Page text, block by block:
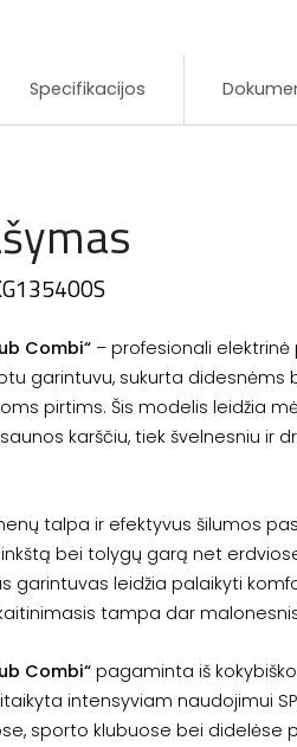
Specifikacijos
Combi“ – profesionali elektrinė
garintuvu, sukurta didesnėms
pirtims. Šis modelis leidžia
karščiu, tiek švelnesniu ir
talpa ir efektyvus šilumos
bei tolygų garą net
garintuvas leidžia palaikyti
tampa dar
Combi“ pagaminta iš
intensyviam naudojimui
sporto klubuose bei didelėse